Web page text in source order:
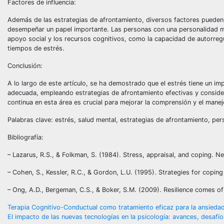
Factores de influencia:
Además de las estrategias de afrontamiento, diversos factores
desempeñar un papel importante. Las personas con una
apoyo social y los recursos cognitivos, como la capacidad de
tiempos de estrés.
Conclusión:
A lo largo de este artículo, se ha demostrado que el estrés tiene un
adecuada, empleando estrategias de afrontamiento efectivas y
continua en esta área es crucial para mejorar la comprensión y el
Palabras clave: estrés, salud mental, estrategias de afrontamiento,
Bibliografía:
– Lazarus, R.S., & Folkman, S. (1984). Stress, appraisal, and coping.
– Cohen, S., Kessler, R.C., & Gordon, L.U. (1995). Strategies for
– Ong, A.D., Bergeman, C.S., & Boker, S.M. (2009). Resilience
Navegación
Terapia Cognitivo-Conductual como tratamiento eficaz para la
El impacto de las nuevas tecnologías en la psicología: avances,